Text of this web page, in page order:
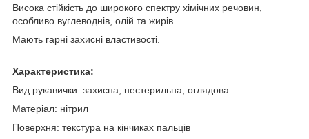
Висока стійкість до широкого спектру хімічних речовин,
особливо вуглеводнів, олій та жирів.
Мають гарні захисні властивості.
Характеристика:
Вид рукавички: захисна, нестерильна, оглядова
Матеріал: нітрил
Поверхня: текстура на кінчиках пальців